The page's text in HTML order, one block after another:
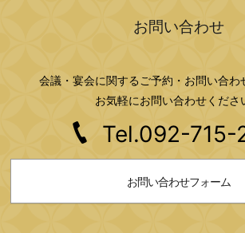
お問い合わせ
会議・宴会に関するご予約・お問い合わ
お気軽にお問い合わせくださ
Tel.092-715-
お問い合わせフォーム